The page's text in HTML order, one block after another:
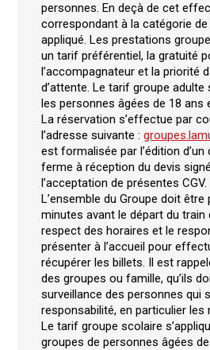
personnes. En deçà de cet
correspondant à la catégorie
appliqué. Les prestations
un tarif préférentiel, la gratuité
l’accompagnateur et la priorité
d’attente. Le tarif groupe adulte
les personnes âgées de 18 ans
La réservation s’effectue par
l’adresse suivante :
est formalisée par l’édition
ferme à réception du devis
l’acceptation de présentes CGV.
L’ensemble du Groupe doit
minutes avant le départ du train
respect des horaires et le
présenter à l’accueil pour
récupérer les billets. Il est
des groupes ou famille, qu’ils
surveillance des personnes qui
responsabilité, en particulier les
Le tarif groupe scolaire
groupes de personnes âgées